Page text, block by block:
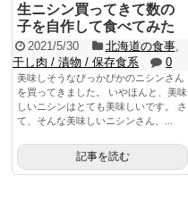
生ニシン買ってきて数の
子を自作して食べてみた
2021/5/30 北海道の食事,
干し肉 / 漬物 / 保存食系
0
美味しそうなぴっかぴかのニシンさん
を買ってきました。 いやほんと、美味
しいニシンはとても美味しいです。 さ
て、そんな美味しいニシンさん、...
記事を読む